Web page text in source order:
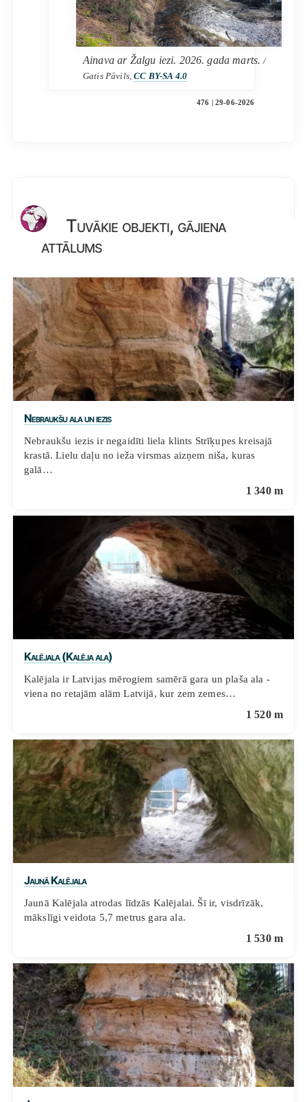
Ainava ar Žalgu iezi. 2026. gada marts./
Gatis Pāvils,CC BY-SA 4.0
476 | 29-06-2026
Tuvākie objekti, gājiena
attālums
Nebraukšu ala un iezis
Nebraukšu iezis ir negaidīti liela klints Strīķupes kreisajā
krastā. Lielu daļu no ieža virsmas aizņem niša, kuras
galā…
1 340 m
Kalējala (Kalēja ala)
Kalējala ir Latvijas mērogiem samērā gara un plaša ala -
viena no retajām alām Latvijā, kur zem zemes…
1 520 m
Jaunā Kalējala
Jaunā Kalējala atrodas līdzās Kalējalai. Šī ir, visdrīzāk,
mākslīgi veidota 5,7 metrus gara ala.
1 530 m